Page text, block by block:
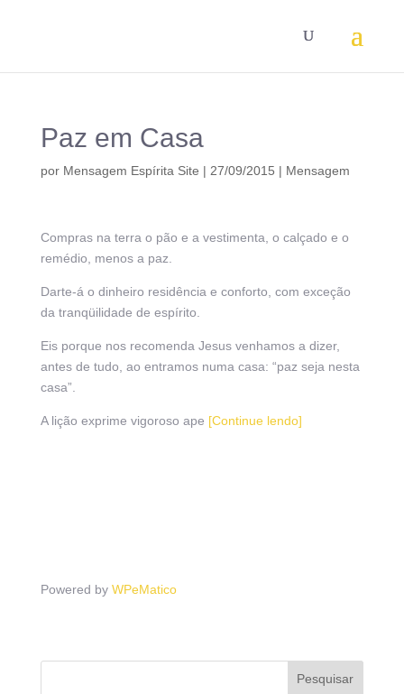
Paz em Casa
por Mensagem Espírita Site | 27/09/2015 | Mensagem
Compras na terra o pão e a vestimenta, o calçado e o
remédio, menos a paz.
Darte-á o dinheiro residência e conforto, com exceção
da tranqüilidade de espírito.
Eis porque nos recomenda Jesus venhamos a dizer,
antes de tudo, ao entramos numa casa: “paz seja nesta
casa”.
A lição exprime vigoroso ape [Continue lendo]
Powered by WPeMatico